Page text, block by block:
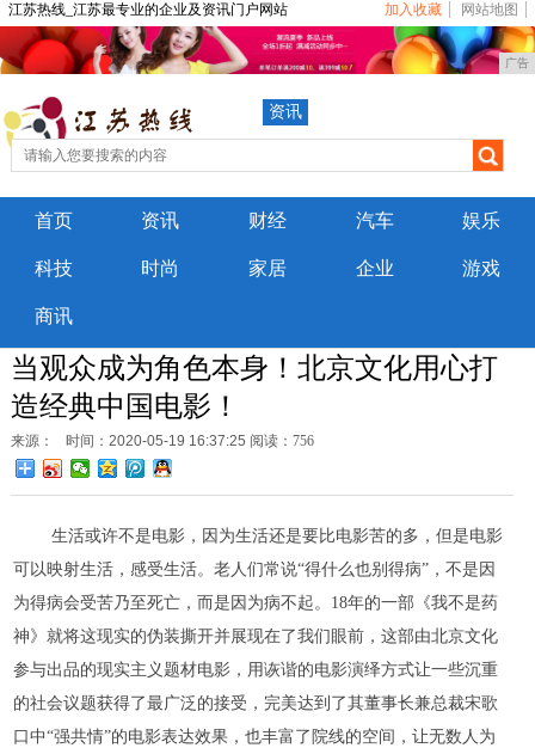
江苏热线_江苏最专业的企业及资讯门户网站 加入收藏 网站地图
广告
资讯
首页 资讯 财经 汽车 娱乐
科技 时尚 家居 企业 游戏
商讯
当观众成为角色本身！北京文化用心打
造经典中国电影！
来源： 时间：2020-05-19 16:37:25 阅读：756
生活或许不是电影，因为生活还是要比电影苦的多，但是电影
可以映射生活，感受生活。老人们常说“得什么也别得病”，不是因
为得病会受苦乃至死亡，而是因为病不起。18年的一部《我不是药
神》就将这现实的伪装撕开并展现在了我们眼前，这部由北京文化
参与出品的现实主义题材电影，用诙谐的电影演绎方式让一些沉重
的社会议题获得了最广泛的接受，完美达到了其董事长兼总裁宋歌
口中“强共情”的电影表达效果，也丰富了院线的空间，让无数人为